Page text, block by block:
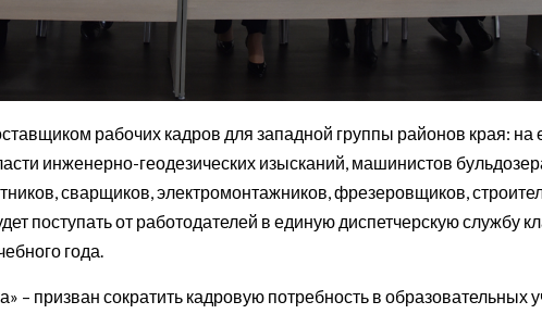
рабочих кадров для западной группы районов края: на
инженерно-геодезических изысканий, машинистов
сварщиков, электромонтажников, фрезеровщиков,
поступать от работодателей в единую диспетчерскую службу
года.
– призван сократить кадровую потребность в образовательных